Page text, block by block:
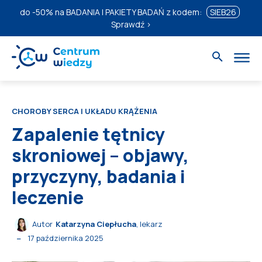
do -50% na BADANIA I PAKIETY BADAŃ z kodem:
SIEB26
Sprawdź ›
CHOROBY SERCA I UKŁADU KRĄŻENIA
Zapalenie tętnicy
skroniowej – objawy,
przyczyny, badania i
leczenie
Autor Katarzyna Ciepłucha, lekarz
17 października 2025